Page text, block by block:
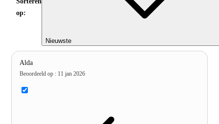
op:
Nieuwste
Alda
Beoordeeld op : 11 jan 2026